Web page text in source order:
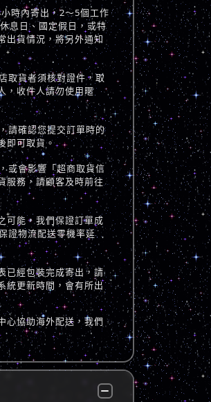
時內寄出，2～5個工作
息日、國定假日，或特
出貨情況，將另外通知
取貨者須核對證件，取
，收件人請勿使用暱
請確認您提交訂單時的
即可取貨。
或會影響「超商取貨信
服務，請顧客及時前往
可能，我們保證訂單成
證物流配送零機率延
已經包裝完成寄出，請
統更新時間，會有所出
心協助海外配送，我們